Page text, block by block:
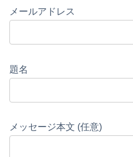
メールアドレス
題名
メッセージ本文 (任意)